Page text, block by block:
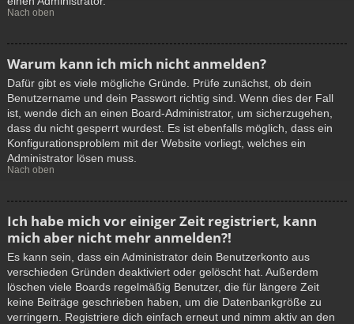
Nach oben
Warum kann ich mich nicht anmelden?
Dafür gibt es viele mögliche Gründe. Prüfe zunächst, ob dein
Benutzername und dein Passwort richtig sind. Wenn dies der Fall
ist, wende dich an einen Board-Administrator, um sicherzugehen,
dass du nicht gesperrt wurdest. Es ist ebenfalls möglich, dass ein
Konfigurationsproblem mit der Website vorliegt, welches ein
Administrator lösen muss.
Nach oben
Ich habe mich vor einiger Zeit registriert, kann
mich aber nicht mehr anmelden?!
Es kann sein, dass ein Administrator dein Benutzerkonto aus
verschieden Gründen deaktiviert oder gelöscht hat. Außerdem
löschen viele Boards regelmäßig Benutzer, die für längere Zeit
keine Beiträge geschrieben haben, um die Datenbankgröße zu
verringern. Registriere dich einfach erneut und nimm aktiv an den